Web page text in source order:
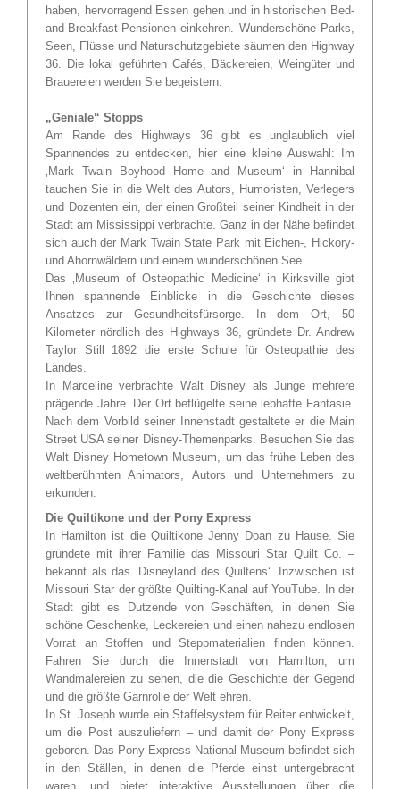
haben, hervorragend Essen gehen und in historischen Bed-
and-Breakfast-Pensionen einkehren. Wunderschöne Parks,
Seen, Flüsse und Naturschutzgebiete säumen den Highway
36. Die lokal geführten Cafés, Bäckereien, Weingüter und
Brauereien werden Sie begeistern.
„Geniale“ Stopps
Am Rande des Highways 36 gibt es unglaublich viel
Spannendes zu entdecken, hier eine kleine Auswahl: Im
‚Mark Twain Boyhood Home and Museum‘ in Hannibal
tauchen Sie in die Welt des Autors, Humoristen, Verlegers
und Dozenten ein, der einen Großteil seiner Kindheit in der
Stadt am Mississippi verbrachte. Ganz in der Nähe befindet
sich auch der Mark Twain State Park mit Eichen-, Hickory-
und Ahornwäldern und einem wunderschönen See.
Das ‚Museum of Osteopathic Medicine‘ in Kirksville gibt
Ihnen spannende Einblicke in die Geschichte dieses
Ansatzes zur Gesundheitsfürsorge. In dem Ort, 50
Kilometer nördlich des Highways 36, gründete Dr. Andrew
Taylor Still 1892 die erste Schule für Osteopathie des
Landes.
In Marceline verbrachte Walt Disney als Junge mehrere
prägende Jahre. Der Ort beflügelte seine lebhafte Fantasie.
Nach dem Vorbild seiner Innenstadt gestaltete er die Main
Street USA seiner Disney-Themenparks. Besuchen Sie das
Walt Disney Hometown Museum, um das frühe Leben des
weltberühmten Animators, Autors und Unternehmers zu
erkunden.
Die Quiltikone und der Pony Express
In Hamilton ist die Quiltikone Jenny Doan zu Hause. Sie
gründete mit ihrer Familie das Missouri Star Quilt Co. –
bekannt als das ‚Disneyland des Quiltens‘. Inzwischen ist
Missouri Star der größte Quilting-Kanal auf YouTube. In der
Stadt gibt es Dutzende von Geschäften, in denen Sie
schöne Geschenke, Leckereien und einen nahezu endlosen
Vorrat an Stoffen und Steppmaterialien finden können.
Fahren Sie durch die Innenstadt von Hamilton, um
Wandmalereien zu sehen, die die Geschichte der Gegend
und die größte Garnrolle der Welt ehren.
In St. Joseph wurde ein Staffelsystem für Reiter entwickelt,
um die Post auszuliefern – und damit der Pony Express
geboren. Das Pony Express National Museum befindet sich
in den Ställen, in denen die Pferde einst untergebracht
waren, und bietet interaktive Ausstellungen über die